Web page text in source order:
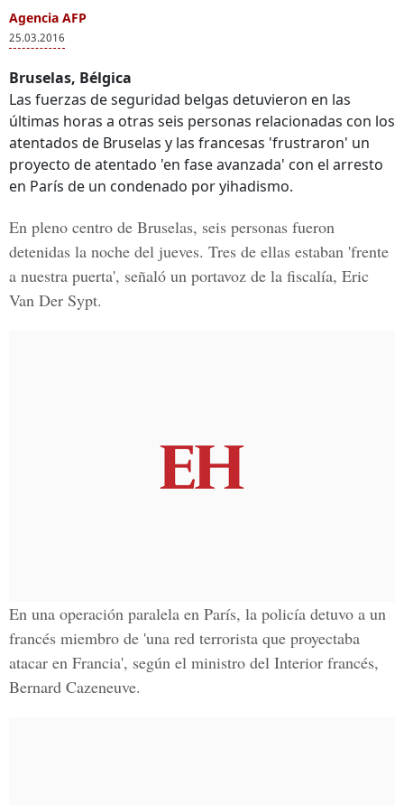
Agencia AFP
25.03.2016
Bruselas, Bélgica
Las fuerzas de seguridad belgas detuvieron en las
últimas horas a otras seis personas relacionadas con los
atentados de Bruselas y las francesas 'frustraron' un
proyecto de atentado 'en fase avanzada' con el arresto
en París de un condenado por yihadismo.
En pleno centro de Bruselas, seis personas fueron
detenidas la noche del jueves. Tres de ellas estaban 'frente
a nuestra puerta', señaló un portavoz de la fiscalía, Eric
Van Der Sypt.
En una operación paralela en París, la policía detuvo a un
francés miembro de 'una red terrorista que proyectaba
atacar en Francia', según el ministro del Interior francés,
Bernard Cazeneuve.